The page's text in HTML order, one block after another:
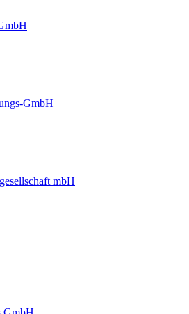
GmbH
mbH